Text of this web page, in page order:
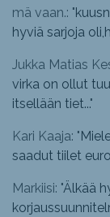
mä vaan.: "
hyviä sarjoja
Jukka Matias
virka on ollut
itsellään tiet..."
Kari Kaaja: "
saadut tiilet
Markiisi: "Älkää